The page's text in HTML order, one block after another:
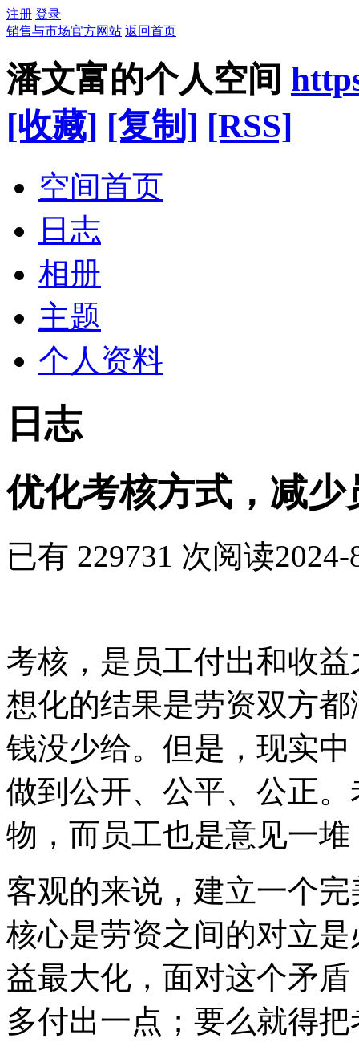
注册 登录
销售与市场官方网站 返回首页
潘文富的个人空间
[收藏] [复制] [RSS]
空间首页
日志
相册
主题
个人资料
日志
优化考核方式，减少
已有 229731 次阅读2024-
考核，是员工付出和收
想化的结果是劳资双方都
钱没少给。 但是，现实中
做到公开、 公平、 公正。
物，而员工也是意见一
客观的来说，建立一个
核心是劳资之间的对立是
益最大化，面对这个矛
多付出一点 ； 要么就得